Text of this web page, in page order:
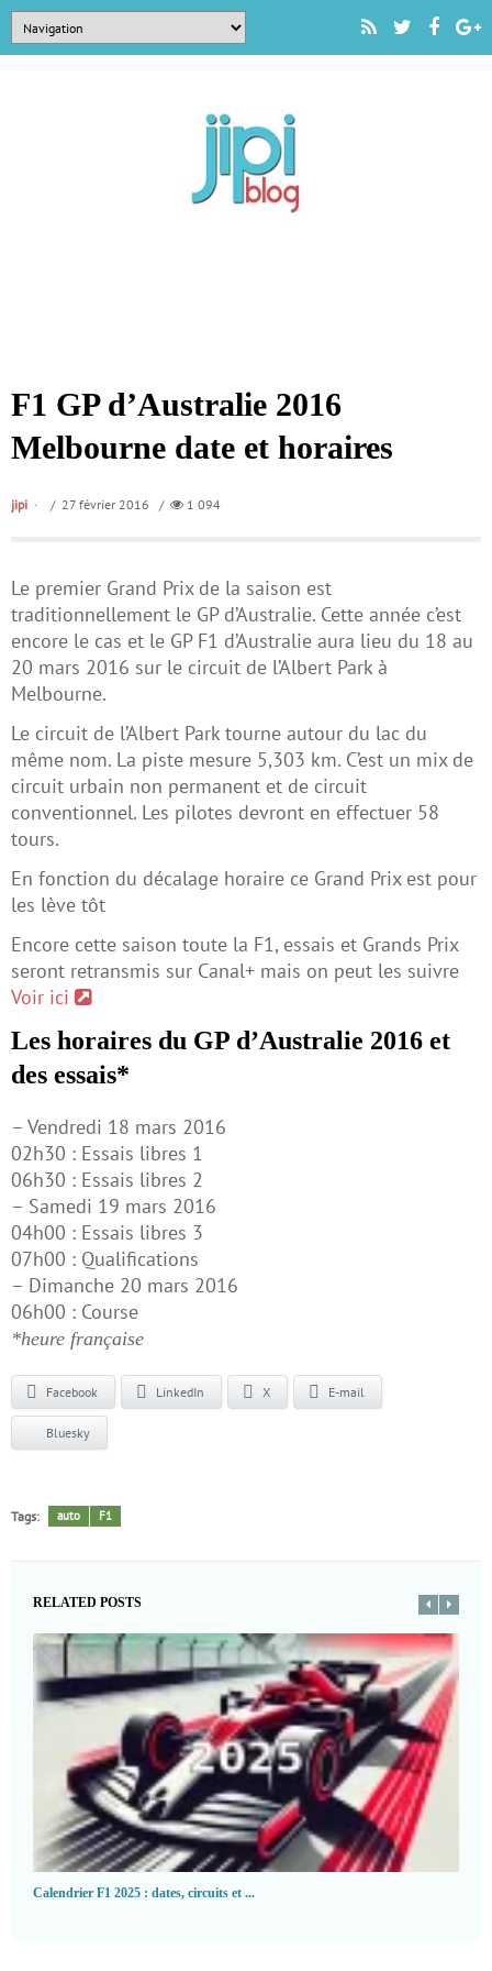
F1 GP d’Australie 2016
Melbourne date et horaires
jipi / 27 février 2016 / 1 094
Le premier Grand Prix de la saison est
traditionnellement le GP d’Australie. Cette année c’est
encore le cas et le GP F1 d’Australie aura lieu du 18 au
20 mars 2016 sur le circuit de l’Albert Park à
Melbourne.
Le circuit de l’Albert Park tourne autour du lac du
même nom. La piste mesure 5,303 km. C’est un mix de
circuit urbain non permanent et de circuit
conventionnel. Les pilotes devront en effectuer 58
tours.
En fonction du décalage horaire ce Grand Prix est pour
les lève tôt
Encore cette saison toute la F1, essais et Grands Prix
seront retransmis sur Canal+ mais on peut les suivre
Voir ici
Les horaires du GP d’Australie 2016 et
des essais*
– Vendredi 18 mars 2016
02h30 : Essais libres 1
06h30 : Essais libres 2
– Samedi 19 mars 2016
04h00 : Essais libres 3
07h00 : Qualifications
– Dimanche 20 mars 2016
06h00 : Course
*heure française
Facebook LinkedIn X E-mail
Bluesky
Tags: auto F1
RELATED POSTS
Calendrier F1 2025 : dates, circuits et ...